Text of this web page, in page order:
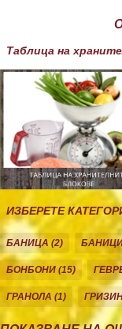
Таблица на
ИЗБЕРЕТЕ
БАНИЦА 2
БОНБОНИ 15
ГРАНОЛА 1
ДЕСЕРТИ 10